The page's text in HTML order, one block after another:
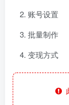
账号设置
批量制作
变现方式